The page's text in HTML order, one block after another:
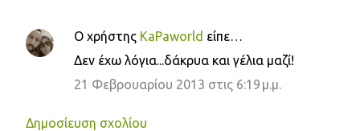
Σ
λ
Ο χρήστης KaPaworld είπε…
Δεν έχω λόγια...δάκρυα και γέλια μαζί!
21 Φεβρουαρίου 2013 στις 6:19 μ.μ.
Δημοσίευση σχολίου